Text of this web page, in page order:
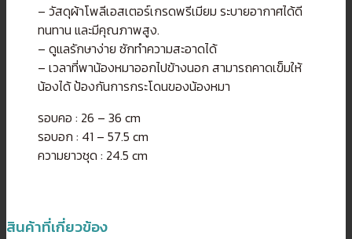
– วัสดุผ้าโพลีเอสเตอร์เกรดพรีเมียม ระบายอากาศได้ดี
ทนทาน และมีคุณภาพสูง.
– ดูแลรักษาง่าย ซักทำความสะอาดได้
– เวลาที่พาน้องหมาออกไปข้างนอก สามารถคาดเข็มให้
น้องได้ ป้องกันการกระโดนของน้องหมา
รอบคอ : 26 – 36 cm
รอบอก : 41 – 57.5 cm
ความยาวชุด : 24.5 cm
สินค้าที่เกี่ยวข้อง